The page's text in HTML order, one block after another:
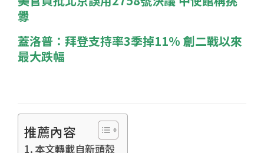
釁
蓋洛普：拜登支持率3季掉11% 創二戰以來
最大跌幅
推薦內容
本文轉載自新頭殼